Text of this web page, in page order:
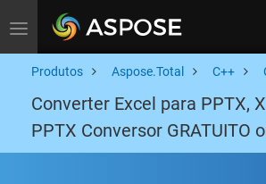
Toggle navigation
Produtos Aspose.Total C++
Converter Excel para PPTX,
PPTX Conversor GRATUITO